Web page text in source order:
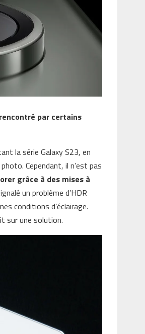
par certains
la série Galaxy S23, en
Cependant, il n’est pas
grâce à des mises à
un problème d’HDR
conditions d’éclairage.
sur une solution.